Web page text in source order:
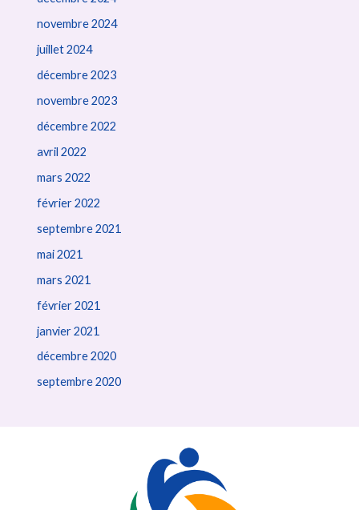
novembre 2024
juillet 2024
décembre 2023
novembre 2023
décembre 2022
avril 2022
mars 2022
février 2022
septembre 2021
mai 2021
mars 2021
février 2021
janvier 2021
décembre 2020
septembre 2020